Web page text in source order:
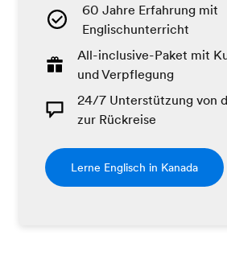
60 Jahre Erfahrung mit
Englischunterricht
All-inclusive-Paket mit
und Verpflegung
24/7 Unterstützung von
zur Rückreise
Lerne Englisch in Kanada